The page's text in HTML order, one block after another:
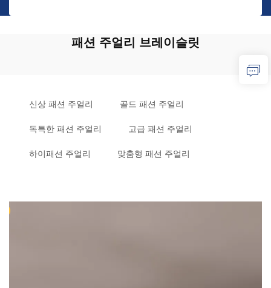
패션 주얼리 브레이슬릿
신상 패션 주얼리 골드 패션 주얼리
독특한 패션 주얼리 고급 패션 주얼리
하이패션 주얼리 맞춤형 패션 주얼리